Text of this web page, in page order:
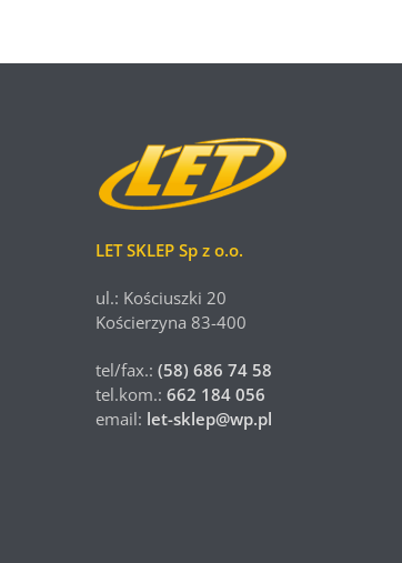
LET SKLEP Sp z o.o.
ul.: Kościuszki 20
Kościerzyna 83-400
tel/fax.: (58) 686 74 58
tel.kom.: 662 184 056
email: let-sklep@wp.pl